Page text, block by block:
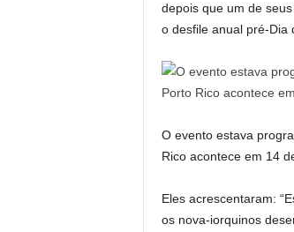
depois que um de
o desfile anual pré-Dia
O evento estava
Rico acontece em 14
Eles acrescentaram:
os nova-iorquinos